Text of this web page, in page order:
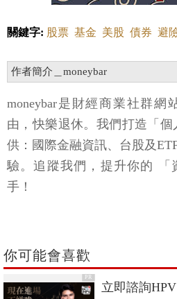
關鍵字: 股票 基金 美股 債券 避
作者簡介＿moneybar
moneybar是財經商業社群網
由，快樂退休。我們打造「
供：國際金融資訊、台股及
驗。追蹤我們，提升你的 「
手！
你可能會喜歡
PR
立即諮詢